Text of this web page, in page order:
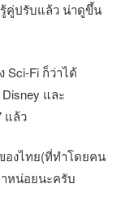
รู้คู่ปรับแล้ว น่าดูขึ้น
Sci-Fi ก็ว่าได้
และ
แล้ว
องไทย(ที่ทำโดยคน
หน่อยนะครับ